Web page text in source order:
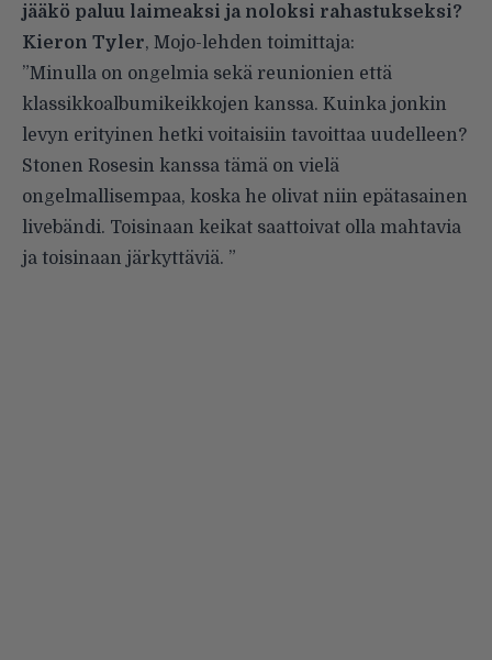
jääkö paluu laimeaksi ja noloksi rahastukseksi?
Kieron Tyler, Mojo-lehden toimittaja:
”Minulla on ongelmia sekä reunionien että
klassikkoalbumikeikkojen kanssa. Kuinka jonkin
levyn erityinen hetki voitaisiin tavoittaa uudelleen?
Stonen Rosesin kanssa tämä on vielä
ongelmallisempaa, koska he olivat niin epätasainen
livebändi. Toisinaan keikat saattoivat olla mahtavia
ja toisinaan järkyttäviä. ”